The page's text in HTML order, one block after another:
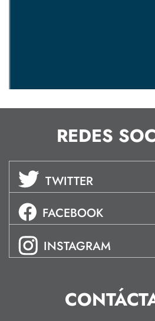
REDES
TWITTER
FACEBOOK
INSTAGRAM